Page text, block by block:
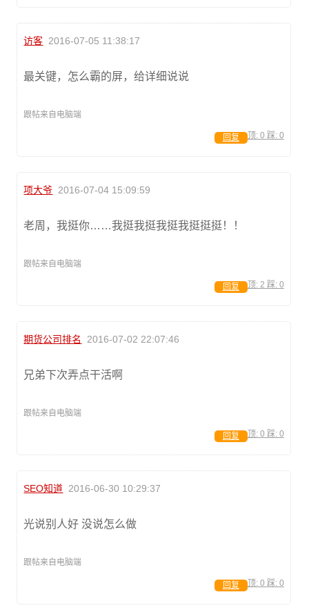
访客 2016-07-05 11:38:17
最关键，怎么霸的屏，给详细说说
跟帖来自电脑端
顶: 0 踩: 0
回复
项大爷 2016-07-04 15:09:59
老周，我挺你……我挺我挺我挺我挺挺挺！！
跟帖来自电脑端
顶: 2 踩: 0
回复
期货公司排名 2016-07-02 22:07:46
兄弟下次弄点干活啊
跟帖来自电脑端
顶: 0 踩: 0
回复
SEO知道 2016-06-30 10:29:37
光说别人好 没说怎么做
跟帖来自电脑端
顶: 0 踩: 0
回复